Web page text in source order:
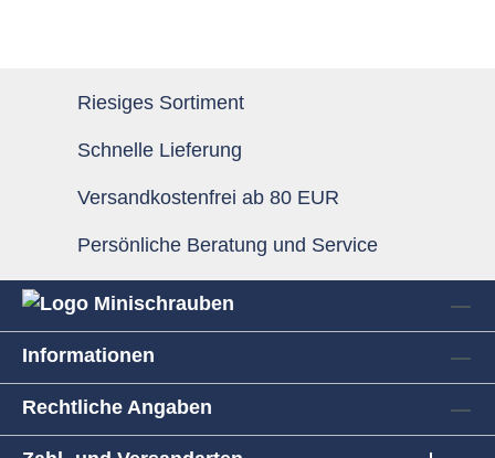
Riesiges Sortiment
Schnelle Lieferung
Versandkostenfrei ab 80 EUR
Persönliche Beratung und Service
Informationen
Rechtliche Angaben